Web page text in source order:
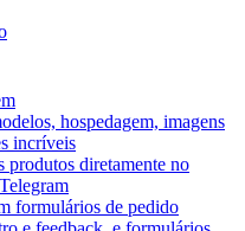
hospedagem, imagens
incríveis
produtos diretamente no
formulários de pedido